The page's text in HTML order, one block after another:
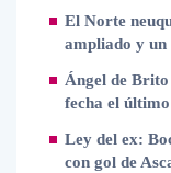
El Norte
ampliado y
Ángel de
fecha el
Ley del ex:
con gol de